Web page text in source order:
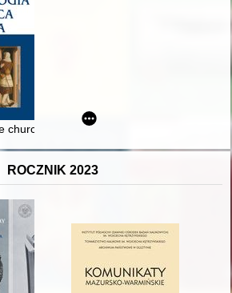
church of Our Lady in Summo in Ostrów
ROCZNIK 2023